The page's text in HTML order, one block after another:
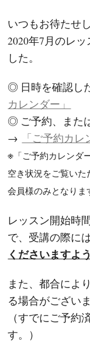
いつもお待たせ
2020年7月のレ
した。
◎ 日時を確認し
カレンダー」
◎ ご予約、また
→
「ご予約カレ
※ 「ご予約カレン
空き状況をご覧いた
会員様のみとなりま
レッスン開始時
で、受講の際に
くださいますよ
また、都合によ
る場合がございま
（すでにご予約
す。）